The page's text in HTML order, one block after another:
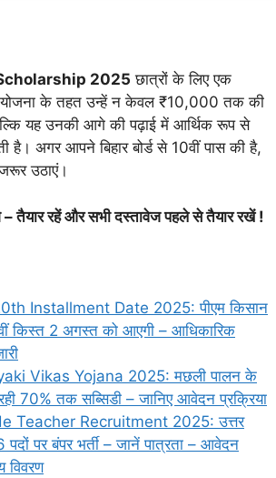
2025 छात्रों के लिए एक
योजना के तहत उन्हें न केवल ₹10,000 तक की
यह उनकी आगे की पढ़ाई में आर्थिक रूप से
है। अगर आपने बिहार बोर्ड से 10वीं पास की है,
उठाएं।
तैयार रहें और सभी दस्तावेज पहले से तैयार रखें !
Installment Date 2025: पीएम किसान
किस्त 2 अगस्त को आएगी – आधिकारिक
Vikas Yojana 2025: मछली पालन के
70% तक सब्सिडी – जानिए आवेदन प्रक्रिया
Teacher Recruitment 2025: उत्तर
पर बंपर भर्ती – जानें पात्रता – आवेदन
विवरण